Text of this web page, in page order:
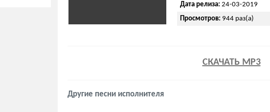
Дата релиза: 24-03-2019
Просмотров: 944 раз(а)
СКАЧАТЬ MP3
Другие песни исполнителя